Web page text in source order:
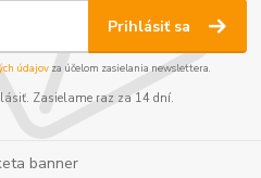
Prihlásiť sa
údajov za účelom zasielania newslettera.
Zasielame raz za 14 dní.